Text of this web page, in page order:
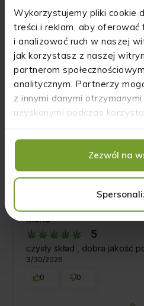
Wykorzystujemy pliki cookie
treści i reklam, aby oferować
i analizować ruch w naszej
jak korzystasz z naszej
partnerom
analitycznym. Partnerzy
z innymi danymi
uzyskanymi podczas
Zezwól na
Twoja ocena jest dla nas
Dziękujemy Ci za
zaufanie, jakim zostaliśmy
Pozdrawiamy!
Roman
5
❤️👍️polecam
7/10/2026
Maria
5
czysty skład , dobra jakość
3/30/2026
0
0